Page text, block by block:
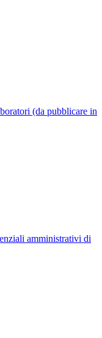
(da pubblicare in
amministrativi di